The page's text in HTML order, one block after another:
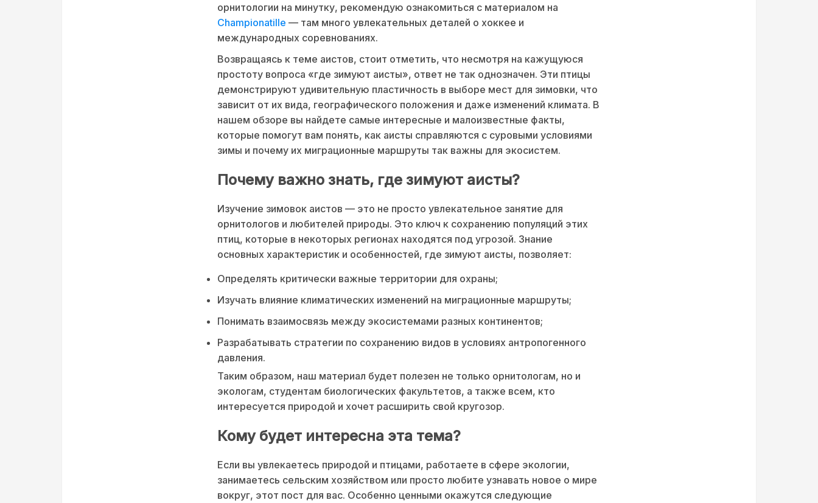
орнитологии на минутку, рекомендую ознакомиться с материалом на
Championatille — там много увлекательных деталей о хоккее и
международных соревнованиях.
Возвращаясь к теме аистов, стоит отметить, что несмотря на кажущуюся
простоту вопроса «где зимуют аисты», ответ не так однозначен. Эти птицы
демонстрируют удивительную пластичность в выборе мест для зимовки, что
зависит от их вида, географического положения и даже изменений климата. В
нашем обзоре вы найдете самые интересные и малоизвестные факты,
которые помогут вам понять, как аисты справляются с суровыми условиями
зимы и почему их миграционные маршруты так важны для экосистем.
Почему важно знать, где зимуют аисты?
Изучение зимовок аистов — это не просто увлекательное занятие для
орнитологов и любителей природы. Это ключ к сохранению популяций этих
птиц, которые в некоторых регионах находятся под угрозой. Знание
основных характеристик и особенностей, где зимуют аисты, позволяет:
Определять критически важные территории для охраны;
Изучать влияние климатических изменений на миграционные маршруты;
Понимать взаимосвязь между экосистемами разных континентов;
Разрабатывать стратегии по сохранению видов в условиях антропогенного
давления.
Таким образом, наш материал будет полезен не только орнитологам, но и
экологам, студентам биологических факультетов, а также всем, кто
интересуется природой и хочет расширить свой кругозор.
Кому будет интересна эта тема?
Если вы увлекаетесь природой и птицами, работаете в сфере экологии,
занимаетесь сельским хозяйством или просто любите узнавать новое о мире
вокруг, этот пост для вас. Особенно ценными окажутся следующие